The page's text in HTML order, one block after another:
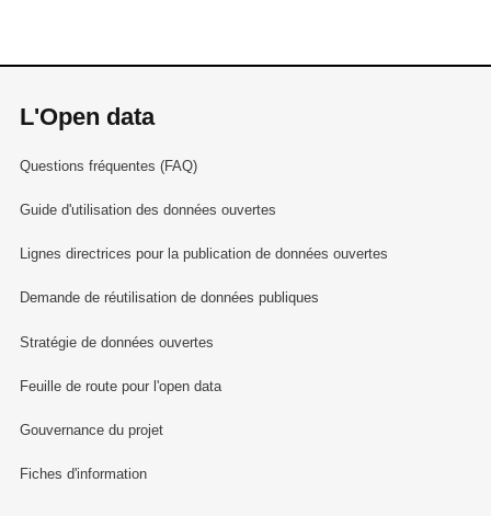
L'Open data
Questions fréquentes (FAQ)
Guide d'utilisation des données ouvertes
Lignes directrices pour la publication de données ouvertes
Demande de réutilisation de données publiques
Stratégie de données ouvertes
Feuille de route pour l'open data
Gouvernance du projet
Fiches d'information